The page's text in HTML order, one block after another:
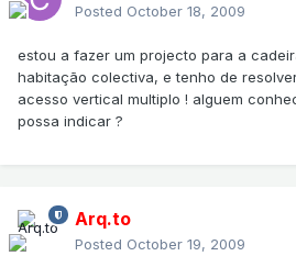
Posted October 18, 2009
estou a fazer um projecto para a
habitação colectiva, e tenho de
acesso vertical multiplo ! alguem
possa indicar ?
Arq.to
Posted October 19, 2009